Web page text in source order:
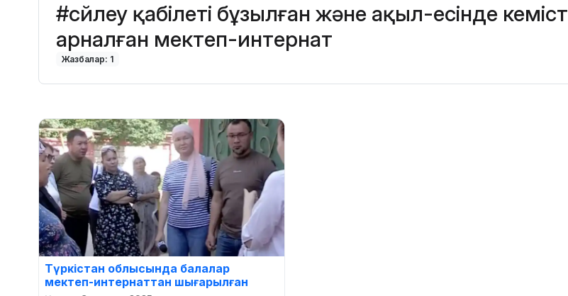
#сөйлеу қабілеті бұзылған және ақыл-есінде
арналған мектеп-интернат
Жазбалар: 1
Түркістан облысында балалар
мектеп-интернаттан шығарылған